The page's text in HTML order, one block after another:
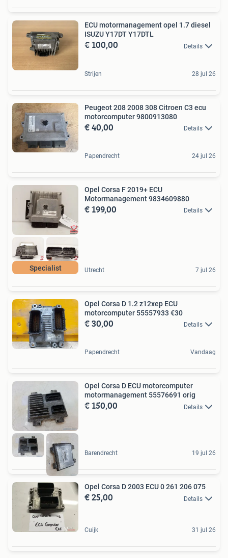
ECU motormanagement opel 1.7 diesel
ISUZU Y17DT Y17DTL
€ 100,00 Details
Strijen 28 jul 26
Peugeot 208 2008 308 Citroen C3 ecu
motorcomputer 9800913080
€ 40,00 Details
Papendrecht 24 jul 26
Specialist
Opel Corsa F 2019+ ECU
Motormanagement 9834609880
€ 199,00 Details
Utrecht 7 jul 26
Opel Corsa D 1.2 z12xep ECU
motorcomputer 55557933 €30
€ 30,00 Details
Papendrecht Vandaag
Opel Corsa D ECU motorcomputer
motormanagement 55576691 orig
€ 150,00 Details
Barendrecht 19 jul 26
Opel Corsa D 2003 ECU 0 261 206 075
€ 25,00 Details
Cuijk 31 jul 26